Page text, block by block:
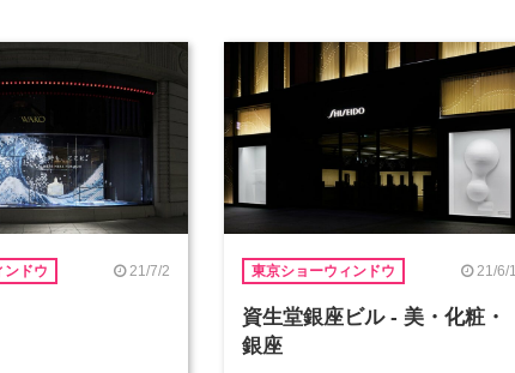
ンドウ 21/7/2 東京ショーウィンドウ 21/6/1
資生堂銀座ビル - 美・化粧・
銀座